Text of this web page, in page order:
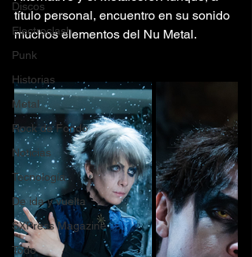
Discos
Electroclash
Punk
Historias
Metal
Rock de Fondo
Noticias
Tecnología
De ida y vuelta
SXPress Magazine
Todo
título personal, encuentro en su sonido
muchos elementos del Nu Metal.